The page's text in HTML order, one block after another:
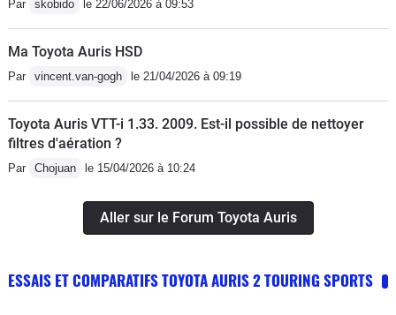
Par skobido le 22/06/2026 à 09:53
Ma Toyota Auris HSD
Par vincent.van-gogh le 21/04/2026 à 09:19
Toyota Auris VTT-i 1.33. 2009. Est-il possible de nettoyer
filtres d'aération ?
Par Chojuan le 15/04/2026 à 10:24
Aller sur le Forum Toyota Auris
ESSAIS ET COMPARATIFS TOYOTA AURIS 2 TOURING SPORTS